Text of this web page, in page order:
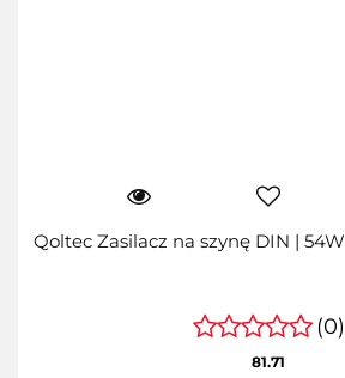
Qoltec Zasilacz na szynę DIN | 54W
(0)
81.71